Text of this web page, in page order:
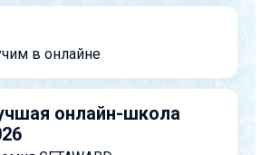
в онлайне
онлайн-школа